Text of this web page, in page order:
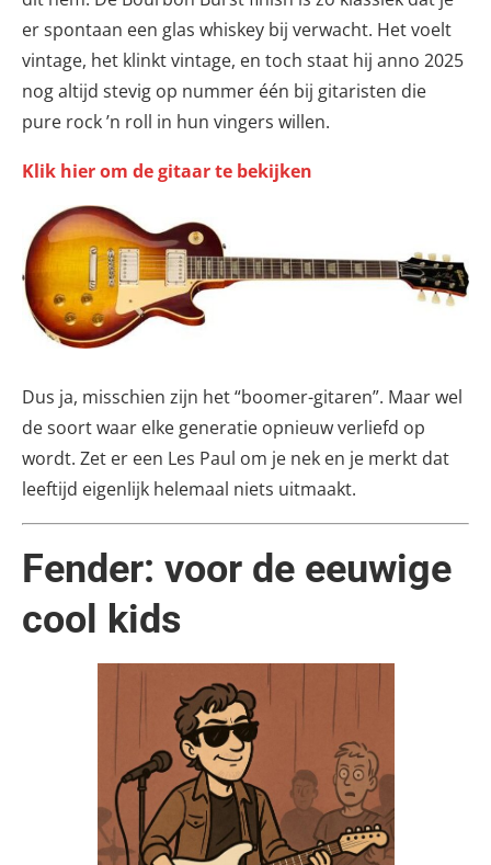
er spontaan een glas whiskey bij verwacht. Het voelt
vintage, het klinkt vintage, en toch staat hij anno 2025
nog altijd stevig op nummer één bij gitaristen die
pure rock ’n roll in hun vingers willen.
Klik hier om de gitaar te bekijken
Dus ja, misschien zijn het “boomer-gitaren”. Maar wel
de soort waar elke generatie opnieuw verliefd op
wordt. Zet er een Les Paul om je nek en je merkt dat
leeftijd eigenlijk helemaal niets uitmaakt.
Fender: voor de eeuwige
cool kids